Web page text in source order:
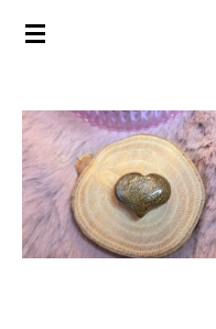
Ga
de
hoofdinhoud